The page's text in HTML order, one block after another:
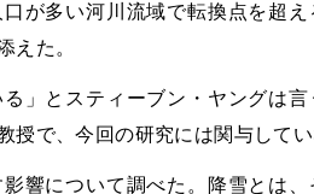
が多い河川流域で転換点を超え
えた。
」とスティーブン・ヤングは
で、今回の研究には関与してい
響について調べた。降雪とは